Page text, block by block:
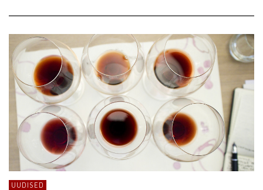
UUDISED